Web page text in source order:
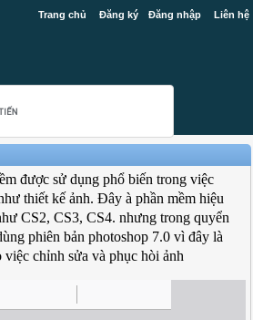
Trang chủ Đăng ký Đăng nhập Liên hệ
được sử dụng phổ biến trong việc
thiết kế ảnh. Đây à phần mềm hiệu
CS2, CS3, CS4. nhưng trong quyển
phiên bản photoshop 7.0 vì đây là
chỉnh sửa và phục hòi ảnh